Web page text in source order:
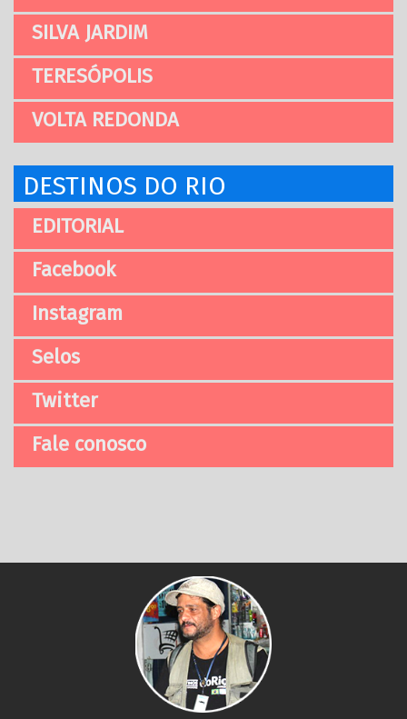
SILVA JARDIM
TERESÓPOLIS
VOLTA REDONDA
DESTINOS DO RIO
EDITORIAL
Facebook
Instagram
Selos
Twitter
Fale conosco